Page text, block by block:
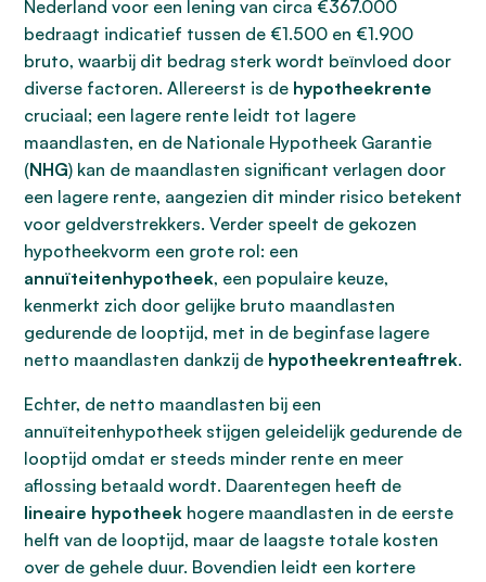
Nederland voor een lening van circa €367.000
bedraagt indicatief tussen de €1.500 en €1.900
bruto, waarbij dit bedrag sterk wordt beïnvloed door
diverse factoren. Allereerst is de hypotheekrente
cruciaal; een lagere rente leidt tot lagere
maandlasten, en de Nationale Hypotheek Garantie
(NHG) kan de maandlasten significant verlagen door
een lagere rente, aangezien dit minder risico betekent
voor geldverstrekkers. Verder speelt de gekozen
hypotheekvorm een grote rol: een
annuïteitenhypotheek, een populaire keuze,
kenmerkt zich door gelijke bruto maandlasten
gedurende de looptijd, met in de beginfase lagere
netto maandlasten dankzij de hypotheekrenteaftrek.
Echter, de netto maandlasten bij een
annuïteitenhypotheek stijgen geleidelijk gedurende de
looptijd omdat er steeds minder rente en meer
aflossing betaald wordt. Daarentegen heeft de
lineaire hypotheek hogere maandlasten in de eerste
helft van de looptijd, maar de laagste totale kosten
over de gehele duur. Bovendien leidt een kortere